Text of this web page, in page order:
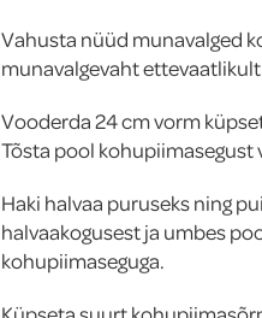
Vahusta nüüd munavalged
munavalgevaht
Vooderda 24 cm vorm
Tõsta pool kohupiimasegust
Haki halvaa puruseks ning
halvaakogusest ja umbes
kohupiimaseguga.